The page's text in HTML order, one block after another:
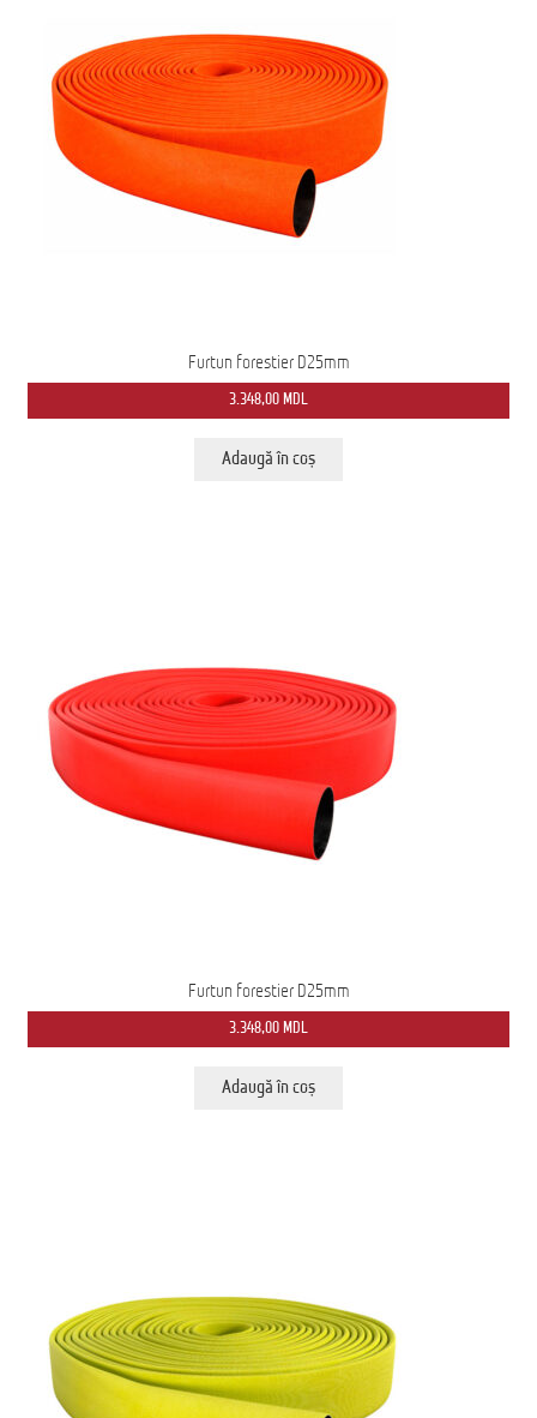
Furtun forestier D25mm
3.348,00 MDL
Adaugă în coș
Furtun forestier D25mm
3.348,00 MDL
Adaugă în coș